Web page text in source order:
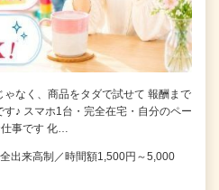
なく、商品をタダで試せて 報酬まで
す♪ スマホ1台・完全在宅・自分のペー
事です 化…
出来高制／時間額1,500円～5,000